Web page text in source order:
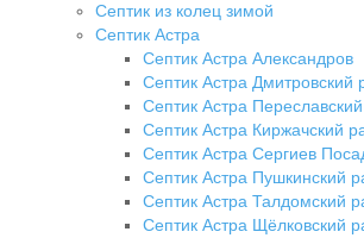
Септик из колец зимой
Септик Астра
Септик Астра Александров
Септик Астра Дмитровский
Септик Астра
Септик Астра Киржачский
Септик Астра Сергиев
Септик Астра Пушкинский
Септик Астра Талдомский
Септик Астра Щёлковский